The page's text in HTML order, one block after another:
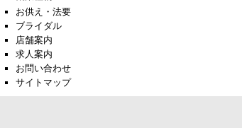
お供え・法要
ブライダル
店舗案内
求人案内
お問い合わせ
サイトマップ